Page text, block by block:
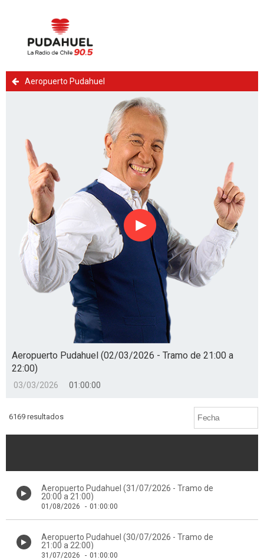
Aeropuerto Pudahuel
Reproducir
Aeropuerto Pudahuel (02/03/2026 - Tramo de 21:00 a
22:00)
03/03/2026 01:00:00
6169 resultados
Aeropuerto Pudahuel (31/07/2026 - Tramo de
20:00 a 21:00)
01/08/2026 - 01:00:00
Aeropuerto Pudahuel (30/07/2026 - Tramo de
21:00 a 22:00)
31/07/2026 - 01:00:00